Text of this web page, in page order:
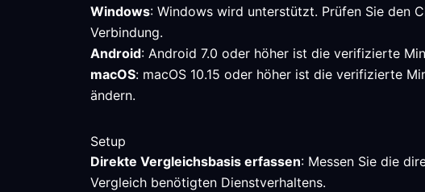
Windows: Windows wird unterstützt. Prüfen Sie den
Verbindung.
Android: Android 7.0 oder höher ist die verifizierte
macOS: macOS 10.15 oder höher ist die verifizierte
ändern.
Setup
Direkte Vergleichsbasis erfassen: Messen Sie die
Vergleich benötigten Dienstverhaltens.